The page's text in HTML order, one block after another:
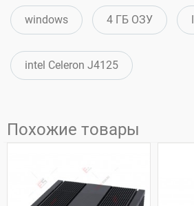
windows 4 ГБ ОЗУ
intel Celeron J4125
Похожие товары